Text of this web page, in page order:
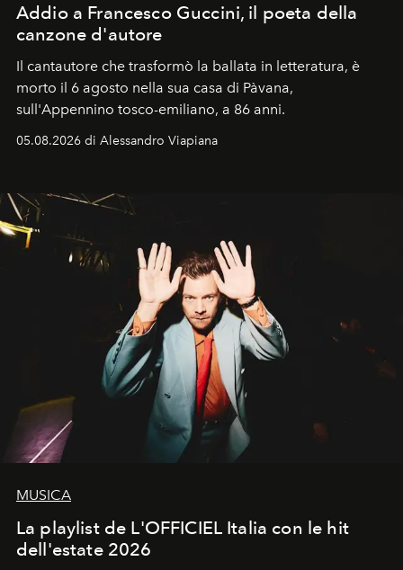
Addio a Francesco Guccini, il poeta della
canzone d'autore
Il cantautore che trasformò la ballata in letteratura, è
morto il 6 agosto nella sua casa di Pàvana,
sull'Appennino tosco-emiliano, a 86 anni.
05.08.2026 di Alessandro Viapiana
MUSICA
La playlist de L'OFFICIEL Italia con le hit
dell'estate 2026